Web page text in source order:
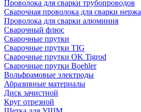
Проволока для сварки трубопроводов
Сварочная проволока для сварки
Проволока для сварки алюминия
Сварочный флюс
Сварочные прутки
Сварочные прутки TIG
Сварочные прутки OK Tigrod
Сварочные прутки Boehler
Вольфрамовые электроды
Абразивные материалы
Диск зачистной
Круг отрезной